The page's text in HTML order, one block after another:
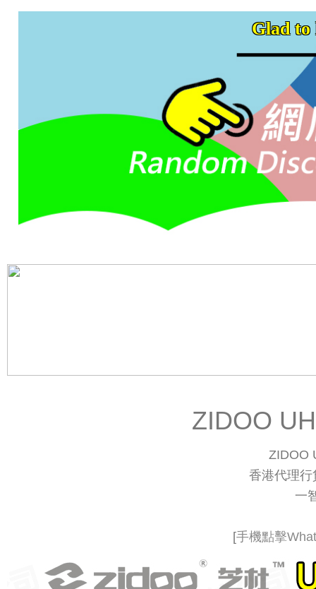
ZIDOO
ZIDOO
香港代理
一
[手機點擊